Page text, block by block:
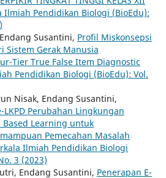
Ilmiah Pendidikan Biologi (BioEdu):
Susantini, Profil Miskonsepsi
Sistem Gerak Manusia
Tier True False Item Diagnostic
Pendidikan Biologi (BioEdu): Vol.
Nisak, Endang Susantini,
LKPD Perubahan Lingkungan
Based Learning untuk
Pemecahan Masalah
Ilmiah Pendidikan Biologi
3 (2023)
Endang Susantini, Penerapan E-